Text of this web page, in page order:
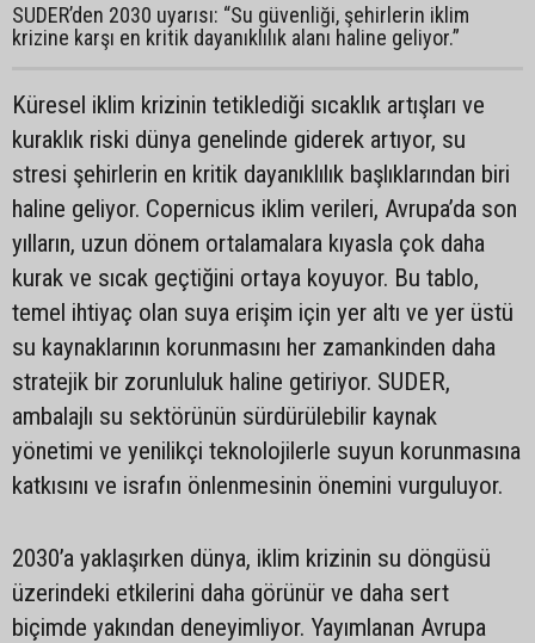
SUDER’den 2030 uyarısı: “Su güvenliği, şehirlerin iklim
krizine karşı en kritik dayanıklılık alanı haline geliyor.”
Küresel iklim krizinin tetiklediği sıcaklık artışları ve
kuraklık riski dünya genelinde giderek artıyor, su
stresi şehirlerin en kritik dayanıklılık başlıklarından biri
haline geliyor. Copernicus iklim verileri, Avrupa’da son
yılların, uzun dönem ortalamalara kıyasla çok daha
kurak ve sıcak geçtiğini ortaya koyuyor. Bu tablo,
temel ihtiyaç olan suya erişim için yer altı ve yer üstü
su kaynaklarının korunmasını her zamankinden daha
stratejik bir zorunluluk haline getiriyor. SUDER,
ambalajlı su sektörünün sürdürülebilir kaynak
yönetimi ve yenilikçi teknolojilerle suyun korunmasına
katkısını ve israfın önlenmesinin önemini vurguluyor.
2030’a yaklaşırken dünya, iklim krizinin su döngüsü
üzerindeki etkilerini daha görünür ve daha sert
biçimde yakından deneyimliyor. Yayımlanan Avrupa